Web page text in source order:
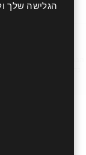
הגלישה שלך